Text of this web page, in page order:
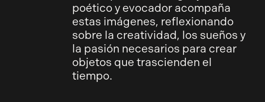
poético y evocador acompaña
estas imágenes, reflexionando
sobre la creatividad, los sueños y
la pasión necesarios para crear
objetos que trascienden el
tiempo.